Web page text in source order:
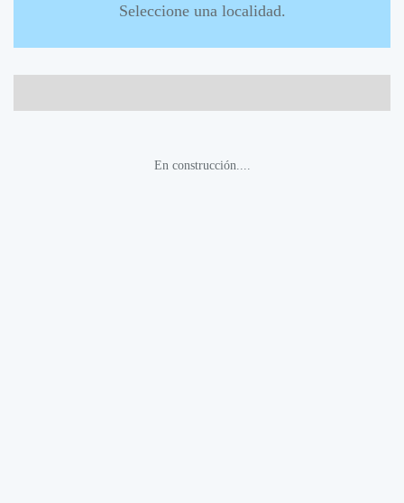
Seleccione una localidad.
En construcción....